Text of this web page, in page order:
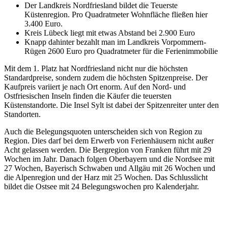
Der Landkreis Nordfriesland bildet die Teuerste
Küstenregion. Pro Quadratmeter Wohnfläche fließen hier
3.400 Euro.
Kreis Lübeck liegt mit etwas Abstand bei 2.900 Euro
Knapp dahinter bezahlt man im Landkreis Vorpommern-
Rügen 2600 Euro pro Quadratmeter für die Ferienimmobilie
Mit dem 1. Platz hat Nordfriesland nicht nur die höchsten
Standardpreise, sondern zudem die höchsten Spitzenpreise. Der
Kaufpreis variiert je nach Ort enorm. Auf den Nord- und
Ostfriesischen Inseln finden die Käufer die teuersten
Küstenstandorte. Die Insel Sylt ist dabei der Spitzenreiter unter den
Standorten.
Auch die Belegungsquoten unterscheiden sich von Region zu
Region. Dies darf bei dem Erwerb von Ferienhäusern nicht außer
Acht gelassen werden. Die Bergregion von Franken führt mit 29
Wochen im Jahr. Danach folgen Oberbayern und die Nordsee mit
27 Wochen, Bayerisch Schwaben und Allgäu mit 26 Wochen und
die Alpenregion und der Harz mit 25 Wochen. Das Schlusslicht
bildet die Ostsee mit 24 Belegungswochen pro Kalenderjahr.